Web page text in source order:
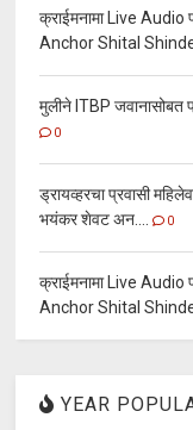
क्राईमनामा Live
Anchor Shital
मुलीने ITBP जवानासोबत
0
ड्रायव्हरचा प्रवासी
भयंकर शेवट अन....
0
क्राईमनामा Live
Anchor Shital
YEAR